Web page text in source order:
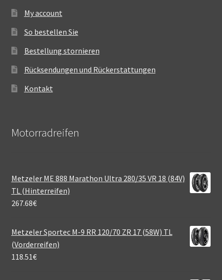
My account
So bestellen Sie
Bestellung stornieren
Rücksendungen und Rückerstattungen
Kontakt
Motorradreifen
Metzeler ME 888 Marathon Ultra 280/35 VR 18 (84V)
TL (Hinterreifen)
267.68€
Metzeler Sportec M-9 RR 120/70 ZR 17 (58W) TL
(Vorderreifen)
118.51€